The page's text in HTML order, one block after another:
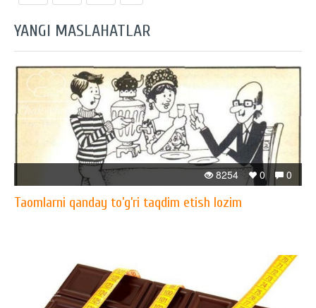
YANGI MASLAHATLAR
0
0
8254
Taomlarni qanday to’g’ri taqdim etish lozim